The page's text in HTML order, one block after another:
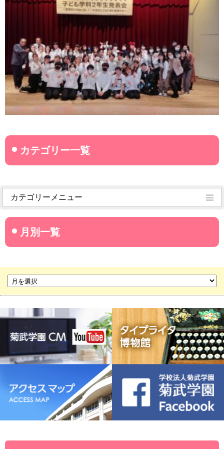
カテゴリーメニュー
菊武学園からのお知らせ
名古屋産業大学
菊華高等学校
菊武ビジネス専門学校
名古屋ウェディング＆フラワー・ビューティ学院
菊武幼稚園
稲葉保育園